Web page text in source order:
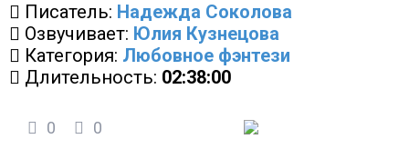
Писатель: Надежда Соколова
Озвучивает: Юлия Кузнецова
Категория: Любовное фэнтези
Длительность: 02:38:00
0 0